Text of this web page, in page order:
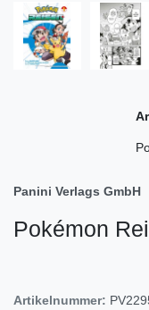
Panini Verlags GmbH
Pokémon
Artikelnummer: